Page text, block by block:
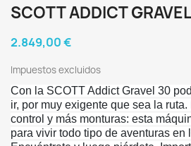
SCOTT ADDICT
2.849,00 €
Impuestos excluidos
Con la SCOTT Addict Gravel 30
ir, por muy exigente que sea la
control y más monturas: esta
para vivir todo tipo de aventuras en